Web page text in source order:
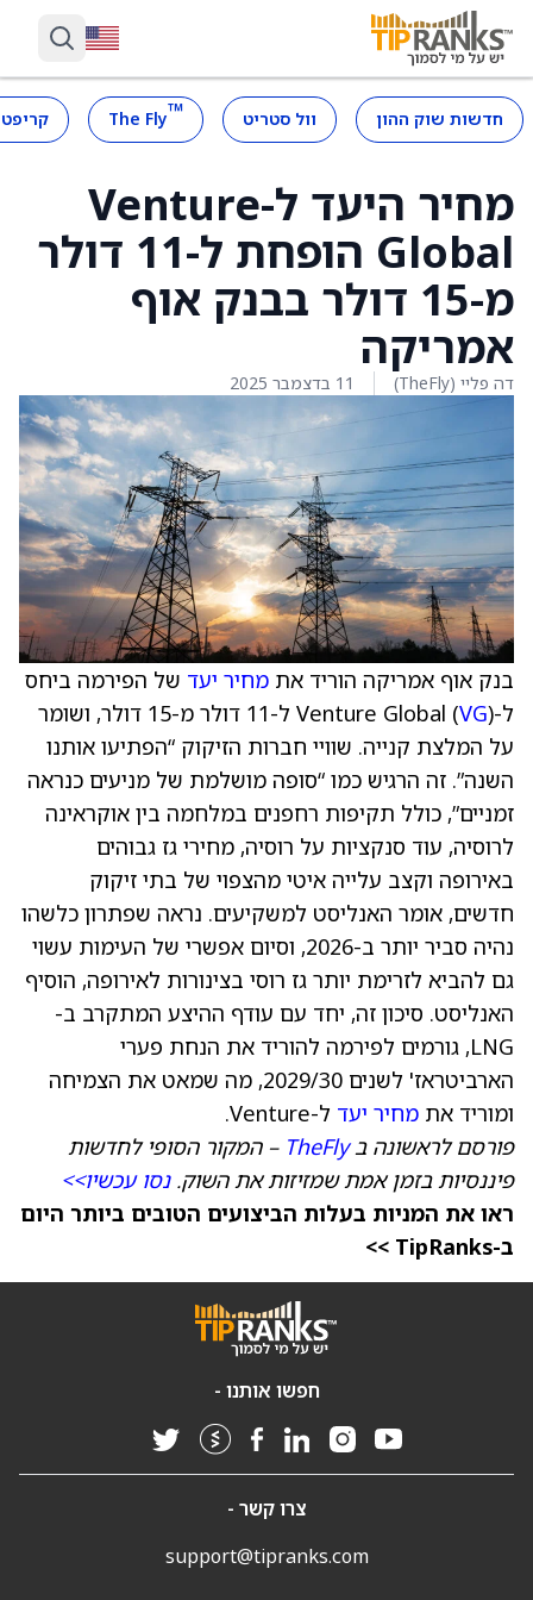
חדשות שוק ההון וול סטריט ™
The Fly
מחיר היעד ל-Venture
Global הופחת ל-11 דולר
מ-15 דולר בבנק אוף
אמריקה
דה פליי (TheFly) 11 בדצמבר 2025
בנק אוף אמריקה הוריד את מחיר יעד של הפירמה ביחס
ל-Venture Global ( VG
) ל-11 דולר מ-15 דולר, ושומר
על המלצת קנייה. שוויי חברות הזיקוק “הפתיעו אותנו
השנה”. זה הרגיש כמו “סופה מושלמת של מניעים כנראה
זמניים”, כולל תקיפות רחפנים במלחמה בין אוקראינה
לרוסיה, עוד סנקציות על רוסיה, מחירי גז גבוהים
באירופה וקצב עלייה איטי מהצפוי של בתי זיקוק
חדשים, אומר האנליסט למשקיעים. נראה שפתרון כלשהו
נהיה סביר יותר ב-2026, וסיום אפשרי של העימות עשוי
גם להביא לזרימת יותר גז רוסי בצינורות לאירופה, הוסיף
האנליסט. סיכון זה, יחד עם עודף ההיצע המתקרב ב-
LNG, גורמים לפירמה להוריד את הנחת פערי
הארביטראז' לשנים 2029/30, מה שמאט את הצמיחה
ומוריד את מחיר יעד ל-Venture.
פורסם לראשונה בTheFly – המקור הסופי לחדשות
פיננסיות בזמן אמת שמזיזות את השוק.נסו עכשיו>>
ראו את המניות בעלות הביצועים הטובים ביותר היום
ב-TipRanks >>
חפשו אותנו -
צרו קשר -
support@tipranks.com